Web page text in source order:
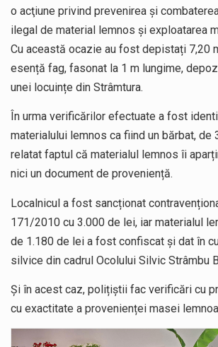
o acţiune privind prevenirea şi
ilegal de material lemnos şi exploatarea
Cu această ocazie au fost depistați 7,20
esență fag, fasonat la 1 m lungime,
unei locuințe din Strâmtura.
În urma verificărilor efectuate a fost
materialului lemnos ca fiind un bărbat, de
relatat faptul că materialul lemnos îi
nici un document de proveniență.
Localnicul a fost sancționat
171/2010 cu 3.000 de lei, iar materialul
de 1.180 de lei a fost confiscat și dat în
silvice din cadrul Ocolului Silvic Strâmbu
Și în acest caz, polițiștii fac verificări cu
cu exactitate a provenienței masei